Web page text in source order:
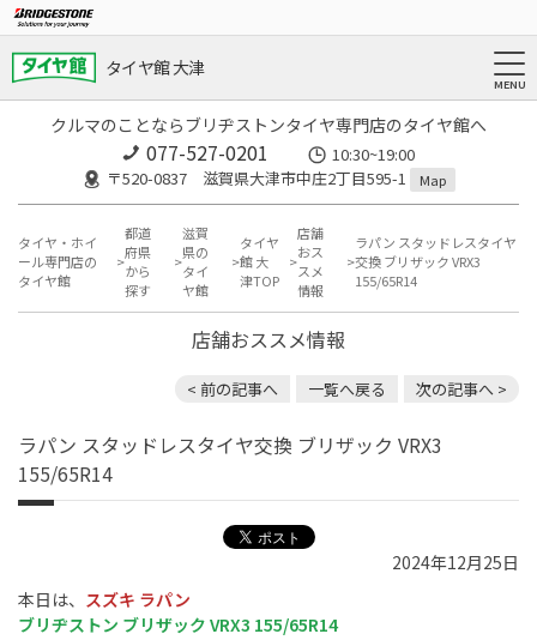
タイヤ館 大津
クルマのことならブリヂストンタイヤ専門店のタイヤ館へ
077-527-0201
10:30~19:00
〒520-0837 滋賀県大津市中庄2丁目595-1
Map
タイヤ・ホイ
ール専門店の
タイヤ館
都道
府県
から
探す
滋賀
県の
タイ
ヤ館
タイヤ
館 大
津TOP
店舗
おス
スメ
情報
ラパン スタッドレスタイヤ
交換 ブリザック VRX3
155/65R14
店舗おススメ情報
< 前の記事へ 一覧へ戻る 次の記事へ >
ラパン スタッドレスタイヤ交換 ブリザック VRX3
155/65R14
2024年12月25日
本日は、 スズキ ラパン
ブリヂストン ブリザック VRX3 155/65R14